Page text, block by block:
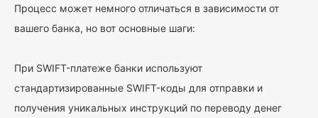
Процесс может немного отличаться в зависимости от
вашего банка, но вот основные шаги:
При SWIFT-платеже банки используют
стандартизированные SWIFT-коды для отправки и
получения уникальных инструкций по переводу денег